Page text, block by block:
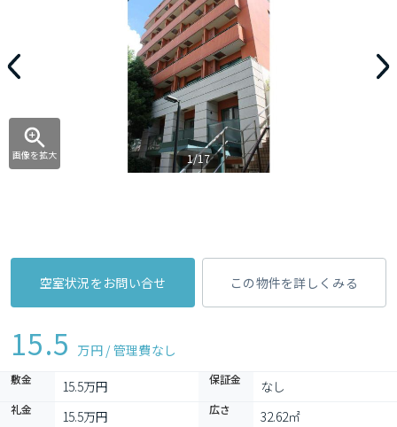
画像を拡大 1/17
空室状況をお問い合せ この物件を詳しくみる
15.5 万円 / 管理費なし
敷金 15.5万円 保証金 なし
礼金 15.5万円 広さ 32.62㎡